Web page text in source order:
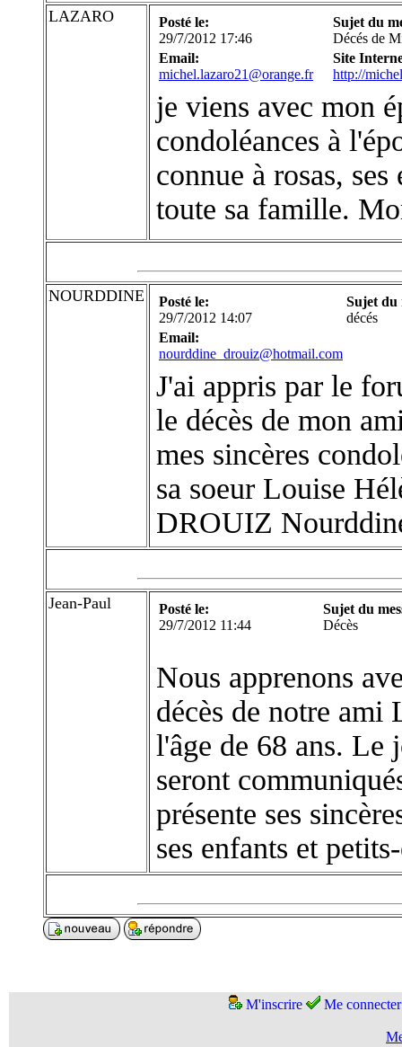
LAZARO
Posté le:
29/7/2012 17:46
Sujet du
Décés de
Email:
michel.lazaro21@orange.fr
Site
http://
je viens avec mon
condoléances à
connue à rosas,
toute sa famille.
NOURDDINE
Posté le:
29/7/2012 14:07
Sujet du
décés
Email:
nourddine_drouiz@hotmail.com
J'ai appris par le
le décès de mon
mes sincères
sa soeur Louise
DROUIZ
Jean-Paul
Posté le:
29/7/2012 11:44
Sujet du
Décès
Nous apprenons
décès de notre
l'âge de 68 ans. Le
seront
présente ses
ses enfants et
M'inscrire Me connecter